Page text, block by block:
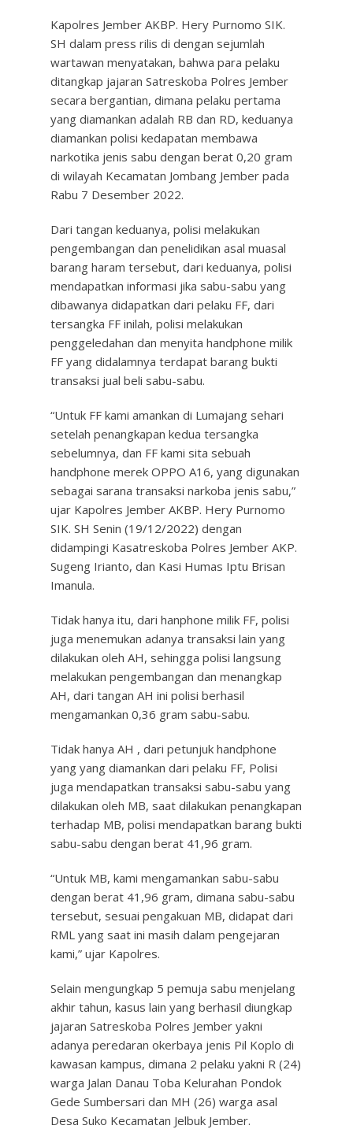
Kapolres Jember AKBP. Hery Purnomo SIK.
SH dalam press rilis di dengan sejumlah
wartawan menyatakan, bahwa para pelaku
ditangkap jajaran Satreskoba Polres Jember
secara bergantian, dimana pelaku pertama
yang diamankan adalah RB dan RD, keduanya
diamankan polisi kedapatan membawa
narkotika jenis sabu dengan berat 0,20 gram
di wilayah Kecamatan Jombang Jember pada
Rabu 7 Desember 2022.
Dari tangan keduanya, polisi melakukan
pengembangan dan penelidikan asal muasal
barang haram tersebut, dari keduanya, polisi
mendapatkan informasi jika sabu-sabu yang
dibawanya didapatkan dari pelaku FF, dari
tersangka FF inilah, polisi melakukan
penggeledahan dan menyita handphone milik
FF yang didalamnya terdapat barang bukti
transaksi jual beli sabu-sabu.
“Untuk FF kami amankan di Lumajang sehari
setelah penangkapan kedua tersangka
sebelumnya, dan FF kami sita sebuah
handphone merek OPPO A16, yang digunakan
sebagai sarana transaksi narkoba jenis sabu,”
ujar Kapolres Jember AKBP. Hery Purnomo
SIK. SH Senin (19/12/2022) dengan
didampingi Kasatreskoba Polres Jember AKP.
Sugeng Irianto, dan Kasi Humas Iptu Brisan
Imanula.
Tidak hanya itu, dari hanphone milik FF, polisi
juga menemukan adanya transaksi lain yang
dilakukan oleh AH, sehingga polisi langsung
melakukan pengembangan dan menangkap
AH, dari tangan AH ini polisi berhasil
mengamankan 0,36 gram sabu-sabu.
Tidak hanya AH , dari petunjuk handphone
yang yang diamankan dari pelaku FF, Polisi
juga mendapatkan transaksi sabu-sabu yang
dilakukan oleh MB, saat dilakukan penangkapan
terhadap MB, polisi mendapatkan barang bukti
sabu-sabu dengan berat 41,96 gram.
“Untuk MB, kami mengamankan sabu-sabu
dengan berat 41,96 gram, dimana sabu-sabu
tersebut, sesuai pengakuan MB, didapat dari
RML yang saat ini masih dalam pengejaran
kami,” ujar Kapolres.
Selain mengungkap 5 pemuja sabu menjelang
akhir tahun, kasus lain yang berhasil diungkap
jajaran Satreskoba Polres Jember yakni
adanya peredaran okerbaya jenis Pil Koplo di
kawasan kampus, dimana 2 pelaku yakni R (24)
warga Jalan Danau Toba Kelurahan Pondok
Gede Sumbersari dan MH (26) warga asal
Desa Suko Kecamatan Jelbuk Jember.